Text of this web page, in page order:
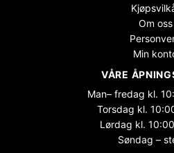
Om oss
Min
VÅRE
Man– fredag kl.
Torsdag kl.
Lørdag kl.
Søndag –